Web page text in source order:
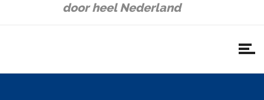
door heel Nederland